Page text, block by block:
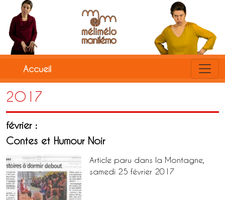
Accueil
2O17
février :
Contes et Humour Noir
Article paru dans la Montagne,
samedi 25 février 2017